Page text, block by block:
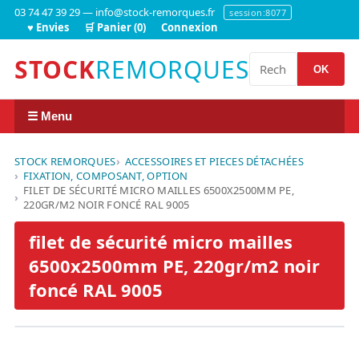
03 74 47 39 29 — info@stock-remorques.fr session:8077
♥ Envies 🛒 Panier (0) Connexion
STOCKREMORQUES OK
☰ Menu
STOCK REMORQUES
ACCESSOIRES ET PIECES DÉTACHÉES
FIXATION, COMPOSANT, OPTION
FILET DE SÉCURITÉ MICRO MAILLES 6500X2500MM PE,
220GR/M2 NOIR FONCÉ RAL 9005
filet de sécurité micro mailles
6500x2500mm PE, 220gr/m2 noir
foncé RAL 9005